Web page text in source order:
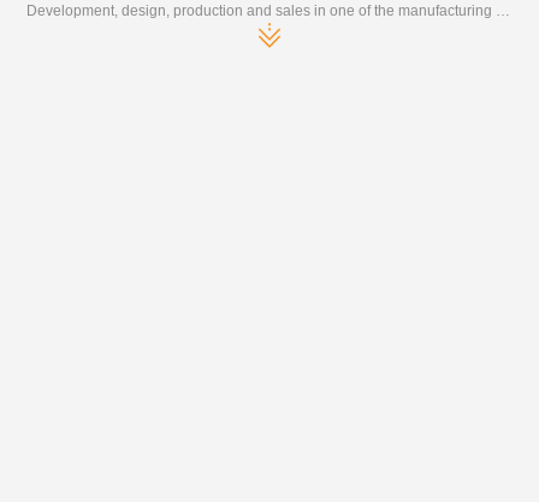
Development, design, production and sales in one of the manufacturing enterprises